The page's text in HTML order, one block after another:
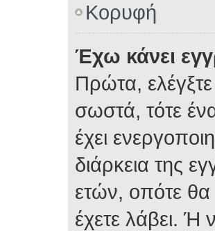
Κορυφή
Έχω κάνει
Πρώτα,
σωστά, τότε
έχει
διάρκεια της
ετών, οπότε θα
έχετε λάβει. Ή